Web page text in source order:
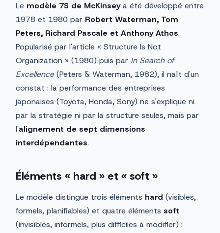
Le modèle 7S de McKinseya été développé entre
1978 et 1980 par Robert Waterman, Tom
Peters, Richard Pascale et Anthony Athos.
Popularisé par l'article « Structure Is Not
Organization » (1980) puis par In Search of
Excellence(Peters & Waterman, 1982), il naît d'un
constat : la performance des entreprises
japonaises (Toyota, Honda, Sony) ne s'explique ni
par la stratégie ni par la structure seules, mais par
l'alignement de sept dimensions
interdépendantes.
Éléments « hard » et « soft »
Le modèle distingue trois éléments hard (visibles,
formels, planifiables) et quatre éléments soft
(invisibles, informels, plus difficiles à modifier) :